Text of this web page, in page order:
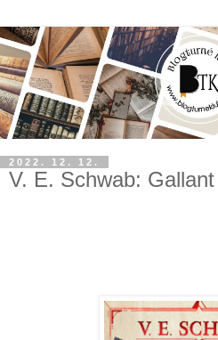
2022. 12. 12.
V. E. Schwab: Gallant